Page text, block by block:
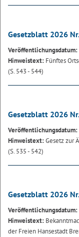
Gesetzblatt 2026
Veröffentlichungsdatum:
Hinweistext: Fünftes
(S. 543 - 544)
Gesetzblatt 2026
Veröffentlichungsdatum:
Hinweistext:Gesetz zur
(S. 535 - 542)
Gesetzblatt 2026
Veröffentlichungsdatum:
Hinweistext:
der Freien Hansestadt